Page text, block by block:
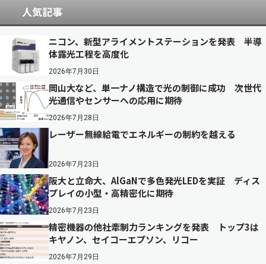
人気記事
ニコン、新型アライメントステーションを発表 半導
体露光工程を高度化
2026年7月30日
岡山大など、単一ナノ構造で光の制御に成功 次世代
光通信やセンサーへの応用に期待
2026年7月28日
レーザー無線給電でエネルギーの制約を越える
2026年7月23日
阪大と立命大、AlGaNで多色発光LEDを実証 ディス
プレイの小型・高精密化に期待
2026年7月23日
精密機器の他社牽制力ランキングを発表 トップ3は
キヤノン、セイコーエプソン、リコー
2026年7月29日